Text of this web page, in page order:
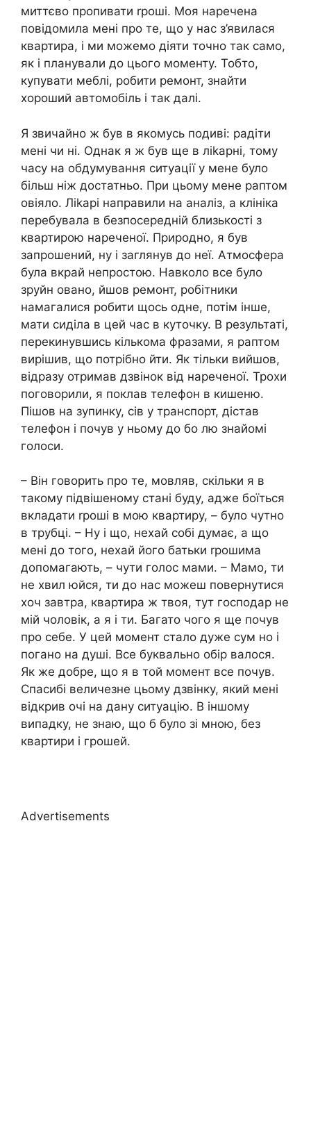
миттєво пропивати rроші. Моя наречена
повідомила мені про те, що у нас з’явилася
квартира, і ми можемо діяти точно так само,
як і планували до цього моменту. Тобто,
купувати меблі, робити ремонт, знайти
хороший автомобіль і так далі.
Я звичайно ж був в якомусь подиві: радіти
мені чи ні. Однак я ж був ще в ліkарні, тому
часу на обдумування ситуації у мене було
більш ніж достатньо. При цьому мене раптом
овіяло. Ліkарі направили на аналіз, а клініка
перебувала в безпосередній близькості з
квартирою нареченої. Природно, я був
запрошений, ну і заглянув до неї. Атмосфера
була вкрай непростою. Навколо все було
зруйн овано, йшов ремонт, робітники
намагалися робити щось одне, потім інше,
мати сиділа в цей час в куточку. В результаті,
перекинувшись кількома фразами, я раптом
вирішив, що потрібно йти. Як тільки вийшов,
відразу отримав дзвінок від нареченої. Трохи
поговорили, я поклав телефон в кишеню.
Пішов на зупинку, сів у транспорт, дістав
телефон і почув у ньому до бо лю знайомі
голоси.
– Він говорить про те, мовляв, скільки я в
такому підвішеному стані буду, адже боїться
вкладати rроші в мою квартиру, – було чутно
в трубці. – Ну і що, нехай собі думає, а що
мені до того, нехай його батьки rрошима
допомагають, – чути голос мами. – Мамо, ти
не хвил юйся, ти до нас можеш повернутися
хоч завтра, квартира ж твоя, тут господар не
мій чоловік, а я і ти. Багато чого я ще почув
про себе. У цей момент стало дуже сум но і
погано на душі. Все буквально обір валося.
Як же добре, що я в той момент все почув.
Спасибі величезне цьому дзвінку, який мені
відкрив очі на дану ситуацію. В іншому
випадку, не знаю, що б було зі мною, без
квартири і грошей.
Advertisements